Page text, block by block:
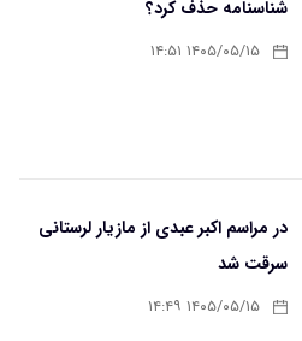
شناسنامه حذف کرد؟
۱۴۰۵/۰۵/۱۵ ۱۴:۵۱
در مراسم اکبر عبدی از مازیار لرستانی
سرقت شد
۱۴۰۵/۰۵/۱۵ ۱۴:۴۹